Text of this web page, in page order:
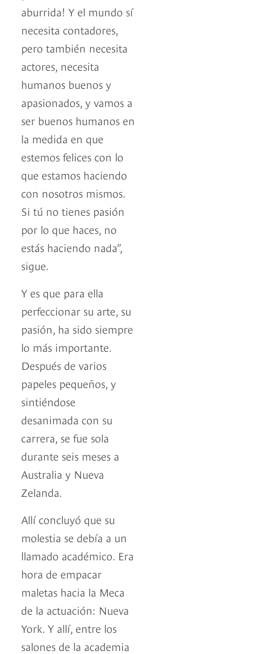
aburrida! Y el mundo sí
necesita contadores,
pero también necesita
actores, necesita
humanos buenos y
apasionados, y vamos a
ser buenos humanos en
la medida en que
estemos felices con lo
que estamos haciendo
con nosotros mismos.
Si tú no tienes pasión
por lo que haces, no
estás haciendo nada”,
sigue.
Y es que para ella
perfeccionar su arte, su
pasión, ha sido siempre
lo más importante.
Después de varios
papeles pequeños, y
sintiéndose
desanimada con su
carrera, se fue sola
durante seis meses a
Australia y Nueva
Zelanda.
Allí concluyó que su
molestia se debía a un
llamado académico. Era
hora de empacar
maletas hacia la Meca
de la actuación: Nueva
York. Y allí, entre los
salones de la academia